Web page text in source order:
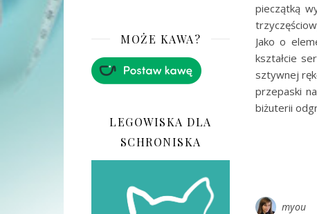
MOŻE KAWA?
LEGOWISKA DLA
SCHRONISKA
pieczątką
Jako o
kształcie
sztywnej
przepaski
biżuterii
myou